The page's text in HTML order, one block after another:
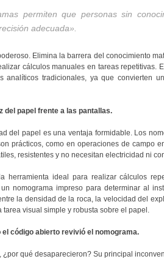
permiten que personas sin
adecuada».
Elimina la barrera del conocimiento
cálculos manuales en tareas repetitivas.
analíticos tradicionales, ya que convierten
del papel frente a las pantallas.
del papel es una ventaja formidable. Los
prácticos, como en operaciones de campo
resistentes y no necesitan electricidad ni
herramienta ideal para realizar cálculos
nomograma impreso para determinar al
la densidad de la roca, la velocidad del
visual simple y robusta sobre el papel.
código abierto revivió el nomograma.
¿por qué desaparecieron? Su principal